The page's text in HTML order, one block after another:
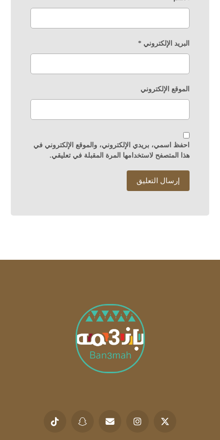
البريد الإلكتروني*
الموقع الإلكتروني
احفظ اسمي، بريدي الإلكتروني، والموقع الإلكتروني في
هذا المتصفح لاستخدامها المرة المقبلة في تعليقي.
إرسال التعليق